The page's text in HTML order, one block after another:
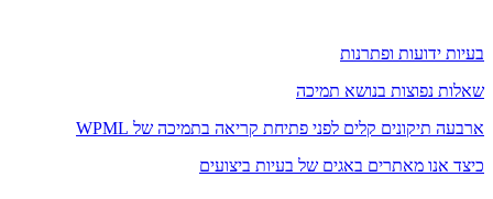
בעיות ידועות ופתרנות
שאלות נפוצות בנושא תמיכה
ארבעה תיקונים קלים לפני פתיחת קריאה בתמיכה של WPML
כיצד אנו מאתרים באגים של בעיות ביצועים